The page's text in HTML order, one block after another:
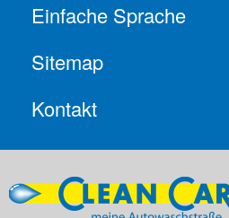
Einfache Sprache
Sitemap
Kontakt